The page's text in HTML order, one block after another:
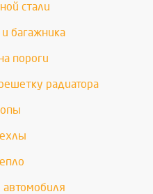
стали
багажника
пороги
радиатора
автомобиля